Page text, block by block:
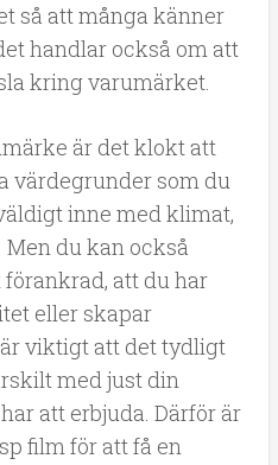
så att många känner
handlar också om att
kring varumärket.
är det klokt att
värdegrunder som du
inne med klimat,
du kan också
att du har
eller skapar
viktigt att det tydligt
med just din
att erbjuda. Därför är
film för att få en